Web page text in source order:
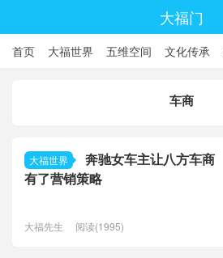
大福门
首页 大福世界 五维空间 文化传承
车商
大福世界
奔驰女车主让八方车商
有了营销策略
大福先生 阅读(1995)